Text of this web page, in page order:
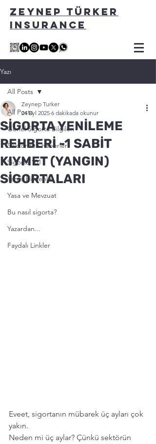
ZEYNEP TÜRKER
INSURANCE
Yazı
All Posts
Genel Sigorta Bilgileri
Sektörden haberler
Sigorta 101
Yanlis bilinenler
Yasa ve Mevzuat
Bu nasıl sigorta?
Yazardan...
Faydalı Linkler
All Posts
SİGORTA YENİLEME
REHBERİ -1 SABİT
KIYMET (YANGIN)
SİGORTALARI
Zeynep Turker
24 Eyl 2025 6 dakikada okunur
Eveet, sigortanın mübarek üç ayları çok
yakın.
Neden mi üç aylar? Çünkü sektörün